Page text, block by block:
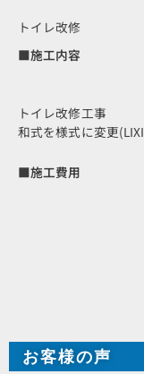
トイレ改修
■施工内容
トイレ改修工事
和式を様式に変更
■施工費用
お客様の声